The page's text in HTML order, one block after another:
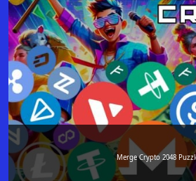
Merge Crypto 2048